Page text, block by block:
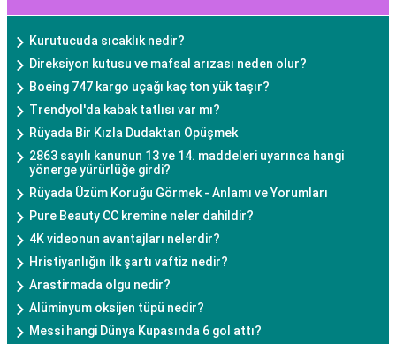
Kurutucuda sıcaklık nedir?
Direksiyon kutusu ve mafsal arızası neden olur?
Boeing 747 kargo uçağı kaç ton yük taşır?
Trendyol'da kabak tatlısı var mı?
Rüyada Bir Kızla Dudaktan Öpüşmek
2863 sayılı kanunun 13 ve 14. maddeleri uyarınca hangi
yönerge yürürlüğe girdi?
Rüyada Üzüm Koruğu Görmek - Anlamı ve Yorumları
Pure Beauty CC kremine neler dahildir?
4K videonun avantajları nelerdir?
Hristiyanlığın ilk şartı vaftiz nedir?
Arastirmada olgu nedir?
Alüminyum oksijen tüpü nedir?
Messi hangi Dünya Kupasında 6 gol attı?